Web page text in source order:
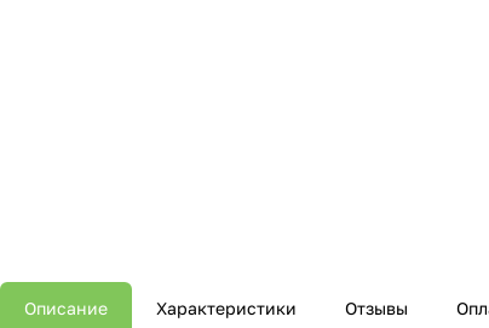
Описание Характеристики Отзывы